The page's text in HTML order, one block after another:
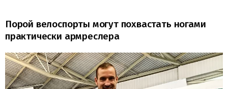
Порой велоспорты могут похвастать ногами
практически армреслера